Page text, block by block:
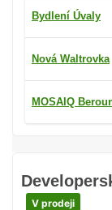
V prodeji
Bydlení Úvaly
Nová Waltrovka
MOSAIQ